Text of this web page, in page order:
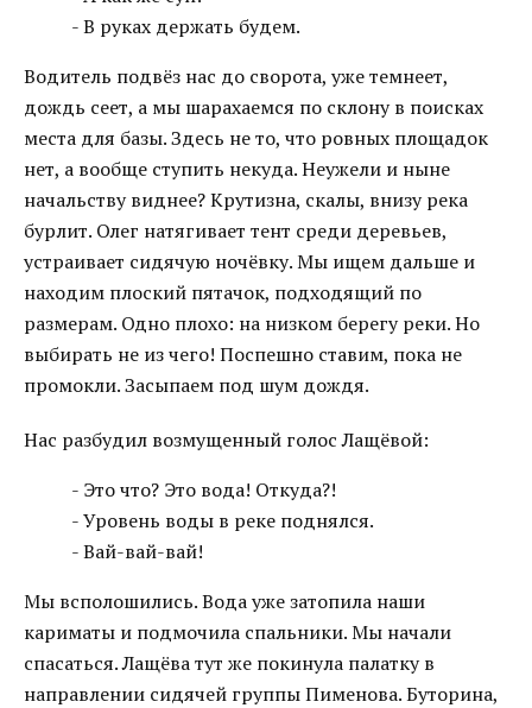
- В руках держать будем.
Водитель подвёз нас до сворота, уже темнеет,
дождь сеет, а мы шарахаемся по склону в поисках
места для базы. Здесь не то, что ровных площадок
нет, а вообще ступить некуда. Неужели и ныне
начальству виднее? Крутизна, скалы, внизу река
бурлит. Олег натягивает тент среди деревьев,
устраивает сидячую ночёвку. Мы ищем дальше и
находим плоский пятачок, подходящий по
размерам. Одно плохо: на низком берегу реки. Но
выбирать не из чего! Поспешно ставим, пока не
промокли. Засыпаем под шум дождя.
Нас разбудил возмущенный голос Лащёвой:
- Это что? Это вода! Откуда?!
- Уровень воды в реке поднялся.
- Вай-вай-вай!
Мы всполошились. Вода уже затопила наши
кариматы и подмочила спальники. Мы начали
спасаться. Лащёва тут же покинула палатку в
направлении сидячей группы Пименова. Буторина,